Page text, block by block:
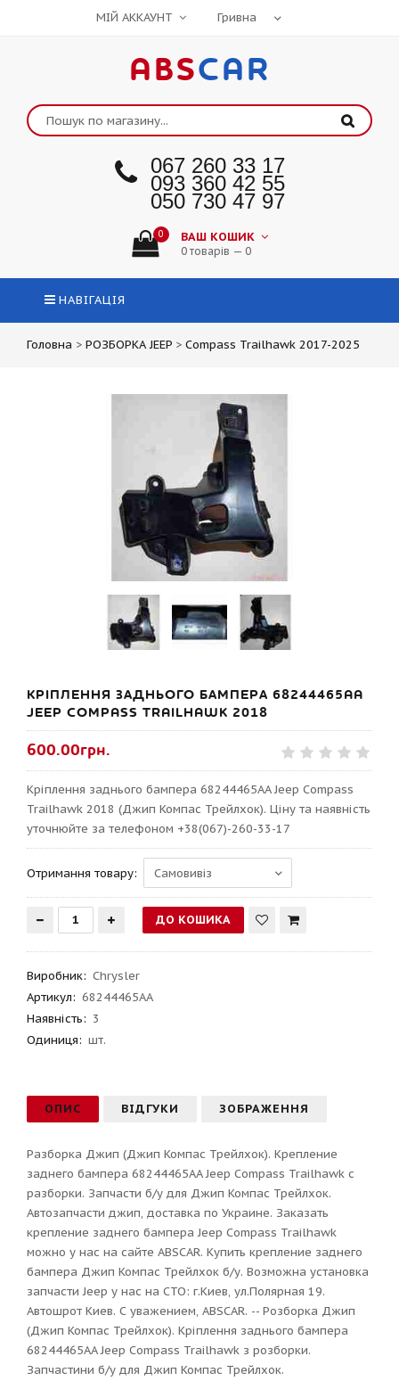
МІЙ АККАУНТ
ABSCAR
067 260 33 17
093 360 42 55
050 730 47 97
0 ВАШ КОШИК
0 товарів — 0
НАВІГАЦІЯ
Головна > РОЗБОРКА JEEP > Compass Trailhawk 2017-2025
КРІПЛЕННЯ ЗАДНЬОГО БАМПЕРА 68244465AA
JEEP COMPASS TRAILHAWK 2018
600.00грн.
Кріплення заднього бампера 68244465AA Jeep Compass
Trailhawk 2018 (Джип Компас Трейлхок). Ціну та наявність
уточнюйте за телефоном +38(067)-260-33-17
Отримання товару:
Виробник: Chrysler
Артикул: 68244465AA
Наявність: 3
Одиниця: шт.
ОПИС ВІДГУКИ ЗОБРАЖЕННЯ
Разборка Джип (Джип Компас Трейлхок). Крепление
заднего бампера 68244465AA Jeep Compass Trailhawk с
разборки. Запчасти б/у для Джип Компас Трейлхок.
Автозапчасти джип, доставка по Украине. Заказать
крепление заднего бампера Jeep Compass Trailhawk
можно у нас на сайте ABSCAR. Купить крепление заднего
бампера Джип Компас Трейлхок б/у. Возможна установка
запчасти Jeep у нас на СТО: г.Киев, ул.Полярная 19.
Автошрот Киев. С уважением, ABSCAR. -- Розборка Джип
(Джип Компас Трейлхок). Кріплення заднього бампера
68244465AA Jeep Compass Trailhawk з розборки.
Запчастини б/у для Джип Компас Трейлхок.